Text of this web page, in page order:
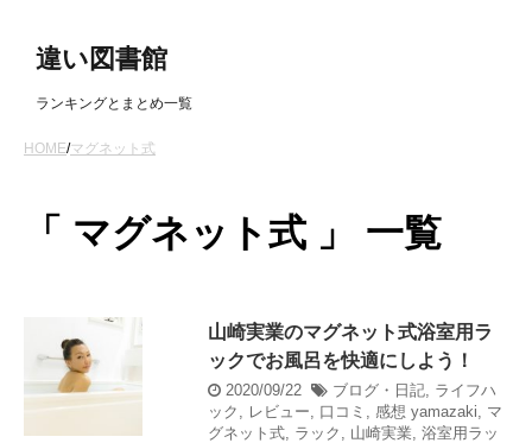
違い図書館
ランキングとまとめ一覧
HOME/マグネット式
「 マグネット式 」 一覧
山崎実業のマグネット式浴室用ラ
ックでお風呂を快適にしよう！
2020/09/22 ブログ・日記 ライフハ
ック
レビュー 口コミ 感想 yamazaki
マ
グネット式 ラック 山崎実業 浴室用ラッ